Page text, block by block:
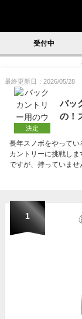
受付中
最終更新日：2026/05/28
決定
バッ
の！
長年スノボをやって
カントリーに挑戦し
ですが、持っていませ
1